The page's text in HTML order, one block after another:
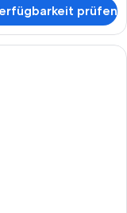
prüfen
Hotelzimmer mit